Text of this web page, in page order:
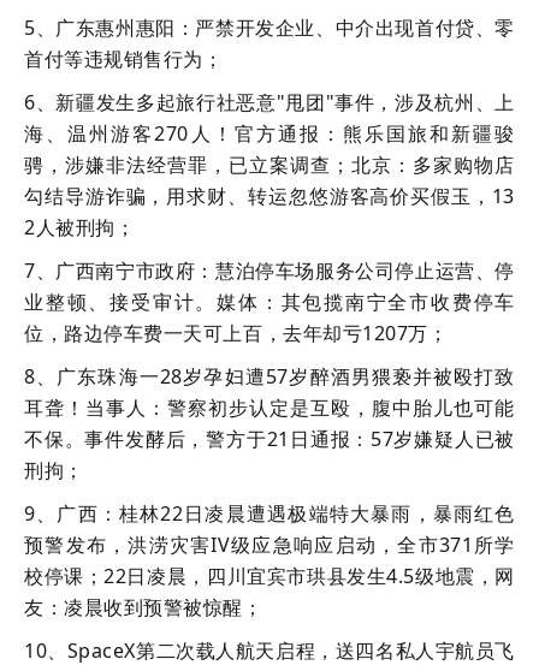
5、广东惠州惠阳：严禁开发企业、中介出现首付贷、零
首付等违规销售行为；
6、新疆发生多起旅行社恶意"甩团"事件，涉及杭州、上
海、温州游客270人！官方通报：熊乐国旅和新疆骏
骋，涉嫌非法经营罪，已立案调查；北京：多家购物店
勾结导游诈骗，用求财、转运忽悠游客高价买假玉，13
2人被刑拘；
7、广西南宁市政府：慧泊停车场服务公司停止运营、停
业整顿、接受审计。媒体：其包揽南宁全市收费停车
位，路边停车费一天可上百，去年却亏1207万；
8、广东珠海一28岁孕妇遭57岁醉酒男猥亵并被殴打致
耳聋！当事人：警察初步认定是互殴，腹中胎儿也可能
不保。事件发酵后，警方于21日通报：57岁嫌疑人已被
刑拘；
9、广西：桂林22日凌晨遭遇极端特大暴雨，暴雨红色
预警发布，洪涝灾害IV级应急响应启动，全市371所学
校停课；22日凌晨，四川宜宾市珙县发生4.5级地震，网
友：凌晨收到预警被惊醒；
10、SpaceX第二次载人航天启程，送四名私人宇航员飞